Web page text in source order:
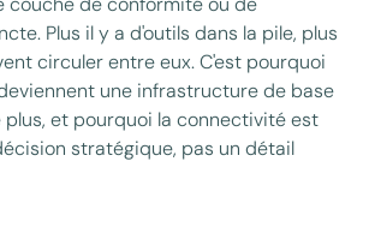
Plus il y a d'outils dans la pile, plus
circuler entre eux. C'est pourquoi
une infrastructure de base
plus, et pourquoi la connectivité est
stratégique, pas un détail